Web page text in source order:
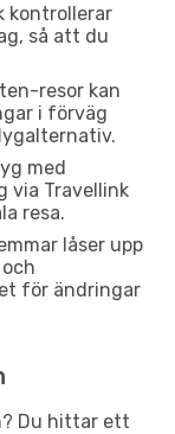
kontrollerar
så att du
resor kan
i förväg
med
via Travellink
resa.
låser upp
för ändringar
Du hittar ett